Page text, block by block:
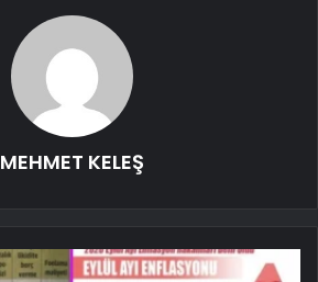
MEHMET KELEŞ